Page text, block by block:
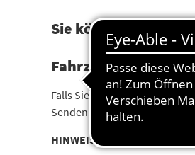
Sie können hier 4
Fahrzeuge: Ford
Falls Sie sich nicht sicher
Senden Sie uns einfach die
HINWEIS: Es handelt sich